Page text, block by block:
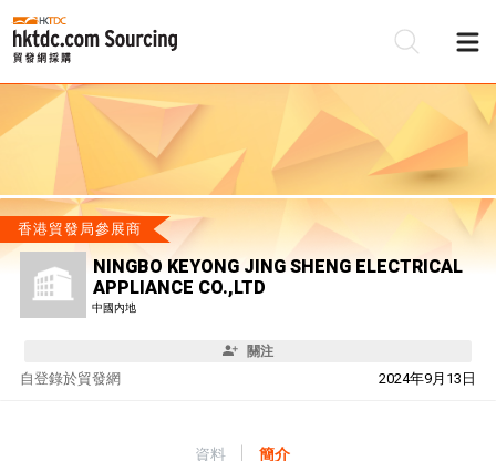
香港貿發局參展商
NINGBO KEYONG JING SHENG ELECTRICAL
APPLIANCE CO.,LTD
中國內地
關注
自 2024年9月13日
登錄於貿發網
資料 簡介